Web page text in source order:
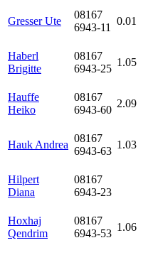
Gresser Ute
08167
6943-11
0.01
Haberl
Brigitte
08167
6943-25
1.05
Hauffe
Heiko
08167
6943-60
2.09
Hauk Andrea
08167
6943-63
1.03
Hilpert
Diana
08167
6943-23
Hoxhaj
Qendrim
08167
6943-53
1.06